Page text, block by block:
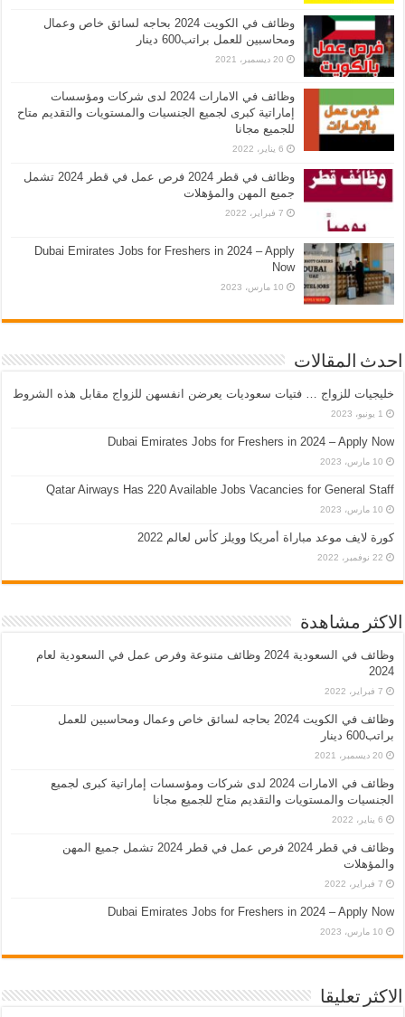
وظائف في الكويت 2024 بحاجه لسائق خاص وعمال
ومحاسبين للعمل براتب600 دينار
20 ديسمبر، 2021
وظائف في الامارات 2024 لدى شركات ومؤسسات
إماراتية كبرى لجميع الجنسيات والمستويات والتقديم متاح
للجميع مجانا
6 يناير، 2022
وظائف في قطر 2024 فرص عمل في قطر 2024 تشمل
جميع المهن والمؤهلات
7 فبراير، 2022
Dubai Emirates Jobs for Freshers in 2024 – Apply
Now
10 مارس، 2023
احدث المقالات
خليجيات للزواج … فتيات سعوديات يعرضن انفسهن للزواج مقابل هذه الشروط
1 يونيو، 2023
Dubai Emirates Jobs for Freshers in 2024 – Apply Now
10 مارس، 2023
Qatar Airways Has 220 Available Jobs Vacancies for General Staff
10 مارس، 2023
كورة لايف موعد مباراة أمريكا وويلز كأس لعالم 2022
22 نوفمبر، 2022
الاكثر مشاهدة
وظائف في السعودية 2024 وظائف متنوعة وفرص عمل في السعودية لعام
2024
7 فبراير، 2022
وظائف في الكويت 2024 بحاجه لسائق خاص وعمال ومحاسبين للعمل
براتب600 دينار
20 ديسمبر، 2021
وظائف في الامارات 2024 لدى شركات ومؤسسات إماراتية كبرى لجميع
الجنسيات والمستويات والتقديم متاح للجميع مجانا
6 يناير، 2022
وظائف في قطر 2024 فرص عمل في قطر 2024 تشمل جميع المهن
والمؤهلات
7 فبراير، 2022
Dubai Emirates Jobs for Freshers in 2024 – Apply Now
10 مارس، 2023
الاكثر تعليقا